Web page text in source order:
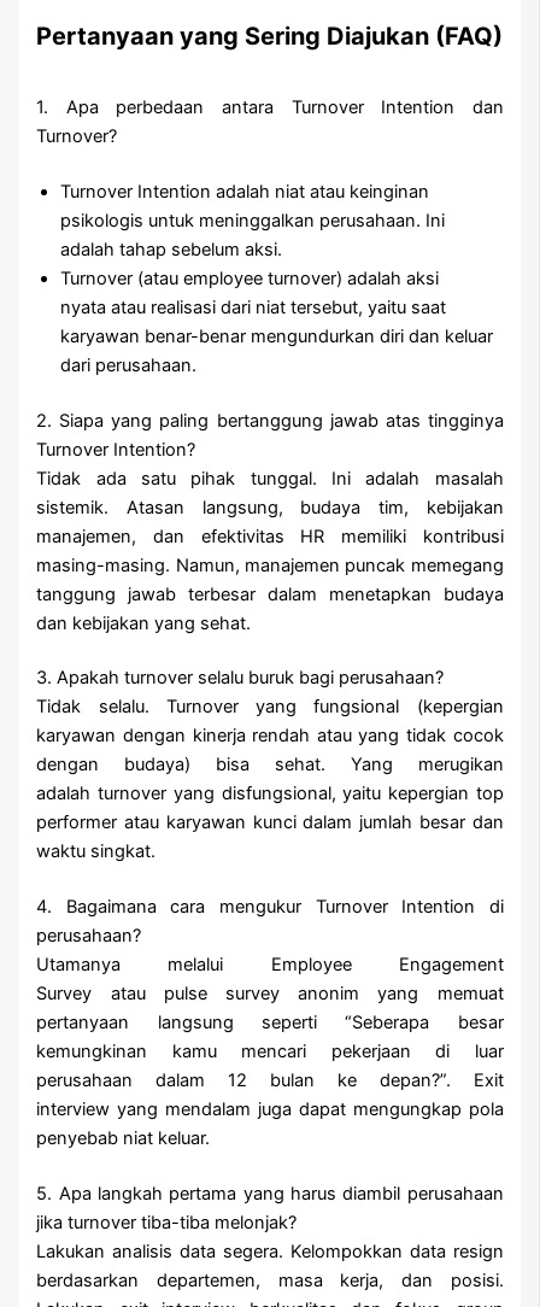
Pertanyaan yang Sering Diajukan (FAQ)
1. Apa perbedaan antara Turnover Intention dan
Turnover?
Turnover Intention adalah niat atau keinginan
psikologis untuk meninggalkan perusahaan. Ini
adalah tahap sebelum aksi.
Turnover (atau employee turnover) adalah aksi
nyata atau realisasi dari niat tersebut, yaitu saat
karyawan benar-benar mengundurkan diri dan keluar
dari perusahaan.
2. Siapa yang paling bertanggung jawab atas tingginya
Turnover Intention?
Tidak ada satu pihak tunggal. Ini adalah masalah
sistemik. Atasan langsung, budaya tim, kebijakan
manajemen, dan efektivitas HR memiliki kontribusi
masing-masing. Namun, manajemen puncak memegang
tanggung jawab terbesar dalam menetapkan budaya
dan kebijakan yang sehat.
3. Apakah turnover selalu buruk bagi perusahaan?
Tidak selalu. Turnover yang fungsional (kepergian
karyawan dengan kinerja rendah atau yang tidak cocok
dengan budaya) bisa sehat. Yang merugikan
adalah turnover yang disfungsional, yaitu kepergian top
performer atau karyawan kunci dalam jumlah besar dan
waktu singkat.
4. Bagaimana cara mengukur Turnover Intention di
perusahaan?
Utamanya melalui Employee Engagement
Survey atau pulse survey anonim yang memuat
pertanyaan langsung seperti “Seberapa besar
kemungkinan kamu mencari pekerjaan di luar
perusahaan dalam 12 bulan ke depan?”. Exit
interview yang mendalam juga dapat mengungkap pola
penyebab niat keluar.
5. Apa langkah pertama yang harus diambil perusahaan
jika turnover tiba-tiba melonjak?
Lakukan analisis data segera. Kelompokkan data resign
berdasarkan departemen, masa kerja, dan posisi.